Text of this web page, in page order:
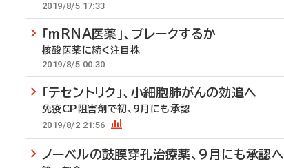
2019/8/5 17:33
「mRNA医薬」、ブレークするか
核酸医薬に続く注目株
2019/8/5 00:30
「テセントリク」、小細胞肺がんの効追へ
免疫CP阻害剤で初、9月にも承認
2019/8/2 21:56
ノーベルの鼓膜穿孔治療薬、9月にも承認へ